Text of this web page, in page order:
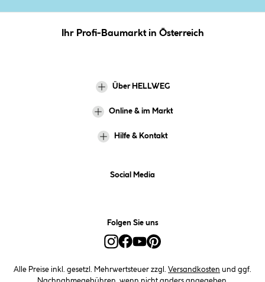
Ihr Profi-Baumarkt in Österreich
Über HELLWEG
Online & im Markt
Hilfe & Kontakt
Social Media
Folgen Sie uns
Alle Preise inkl. gesetzl. Mehrwertsteuer zzgl. Versandkosten und ggf.
Nachnahmegebühren, wenn nicht anders angegeben.